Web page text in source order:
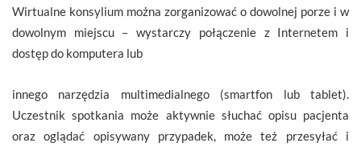
Wirtualne konsylium można zorganizować o dowolnej porze i w
dowolnym miejscu – wystarczy połączenie z Internetem i
dostęp do komputera lub
innego narzędzia multimedialnego (smartfon lub tablet).
Uczestnik spotkania może aktywnie słuchać opisu pacjenta
oraz oglądać opisywany przypadek, może też przesyłać i